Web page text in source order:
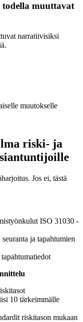
muuttavat
narratiivisiksi
muutokselle
riski- ja
Jos ei, tästä
ISO 31030 -
ja tapahtumien
10 tärkeimmälle
riskitason mukaan